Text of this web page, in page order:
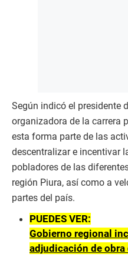
Según indicó el presidente
organizadora de la carrera
esta forma parte de las
descentralizar e incentivar
pobladores de las
región Piura, así como a
partes del país.
PUEDES VER:
Gobierno regional
adjudicación de